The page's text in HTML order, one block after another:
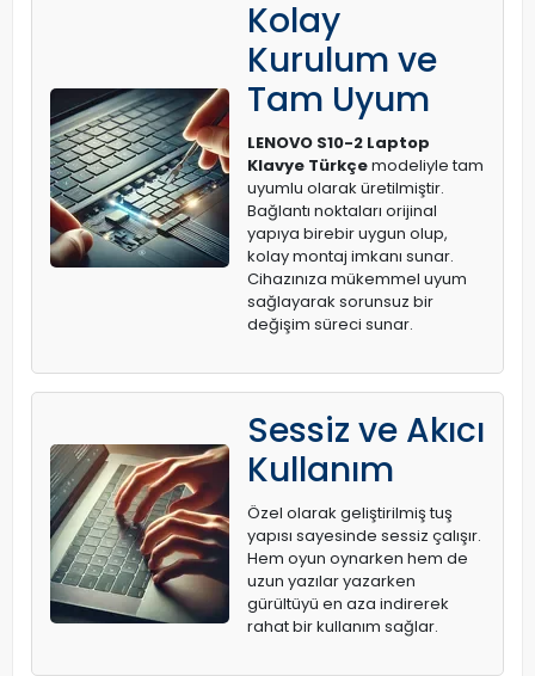
Kolay
Kurulum ve
Tam Uyum
LENOVO S10-2 Laptop
Klavye Türkçemodeliyle tam
uyumlu olarak üretilmiştir.
Bağlantı noktaları orijinal
yapıya birebir uygun olup,
kolay montaj imkanı sunar.
Cihazınıza mükemmel uyum
sağlayarak sorunsuz bir
değişim süreci sunar.
Sessiz ve Akıcı
Kullanım
Özel olarak geliştirilmiş tuş
yapısı sayesinde sessiz çalışır.
Hem oyun oynarken hem de
uzun yazılar yazarken
gürültüyü en aza indirerek
rahat bir kullanım sağlar.